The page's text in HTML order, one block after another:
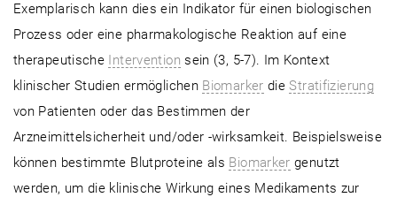
Exemplarisch kann dies ein Indikator für einen biologischen
Prozess oder eine pharmakologische Reaktion auf eine
therapeutische Intervention sein (3, 5-7). Im Kontext
klinischer Studien ermöglichen Biomarker dieStratifizierung
von Patienten oder das Bestimmen der
Arzneimittelsicherheit und/oder -wirksamkeit. Beispielsweise
können bestimmte Blutproteine als Biomarker genutzt
werden, um die klinische Wirkung eines Medikaments zur